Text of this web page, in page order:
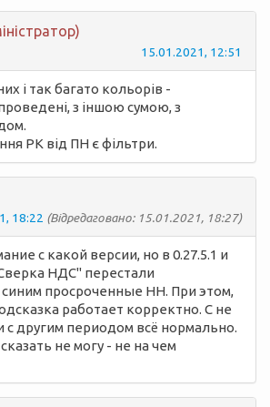
15.01.2021, 12:51
і так багато кольорів -
з іншою сумою, з
РК від ПН є фільтри.
18:22 (Відредаговано: 15.01.2021, 18:27)
с какой версии, но в 0.27.5.1 и
НДС" перестали
синим просроченные НН. При этом,
работает корректно. С не
другим периодом всё нормально.
не могу - не на чем